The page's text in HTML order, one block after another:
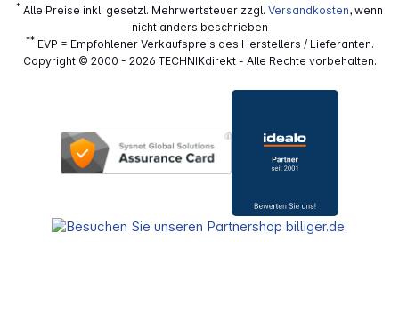
* Alle Preise inkl. gesetzl. Mehrwertsteuer zzgl. Versandkosten, wenn
nicht anders beschrieben
**EVP = Empfohlener Verkaufspreis des Herstellers / Lieferanten.
Copyright © 2000 - 2026 TECHNIKdirekt - Alle Rechte vorbehalten.